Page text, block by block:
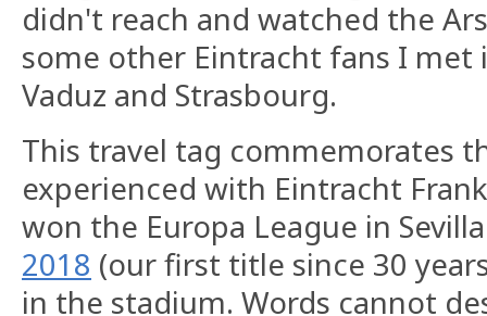
didn't reach and watched the
some other Eintracht fans I met
Vaduz and Strasbourg.
This travel tag commemorates
experienced with Eintracht
won the Europa League in
2018 (our first title since 30
in the stadium. Words cannot